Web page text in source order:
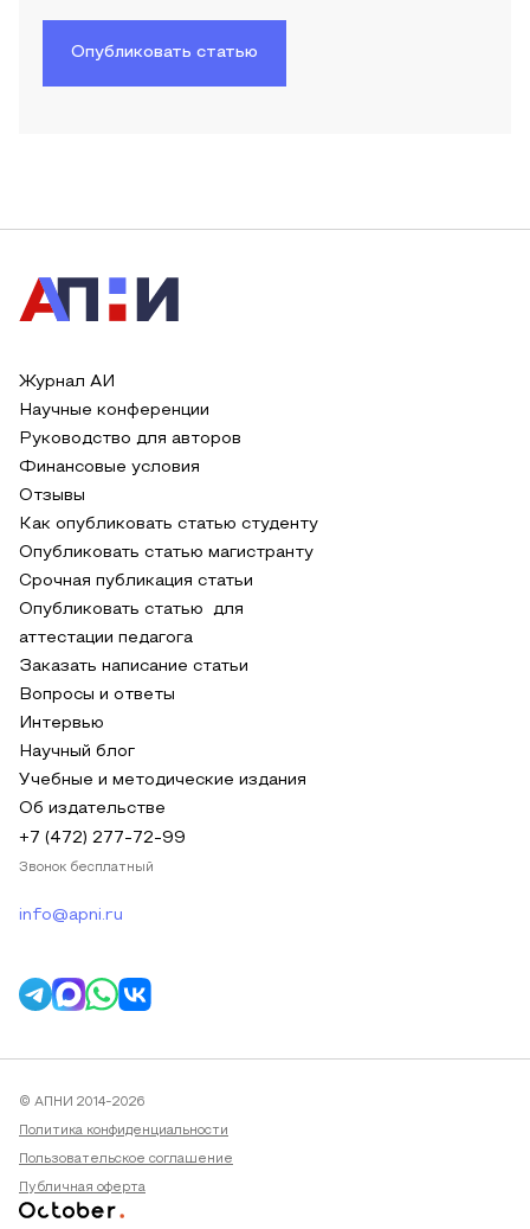
Опубликовать статью
Журнал АИ
Научные конференции
Руководство для авторов
Финансовые условия
Отзывы
Как опубликовать статью студенту
Опубликовать статью магистранту
Срочная публикация статьи
Опубликовать статью для
аттестации педагога
Заказать написание статьи
Вопросы и ответы
Интервью
Научный блог
Учебные и методические издания
Об издательстве
+7 (472) 277-72-99
Звонок бесплатный
info@apni.ru
© АПНИ 2014-2026
Политика конфиденциальности
Пользовательское соглашение
Публичная оферта